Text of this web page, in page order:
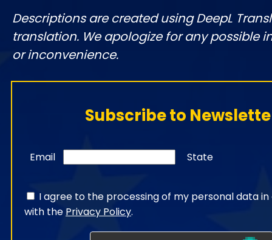
Descriptions are created using DeepL
translation. We apologize for any possible
or inconvenience.
Subscribe to
Email State
I agree to the processing of my personal data
with the Privacy Policy.